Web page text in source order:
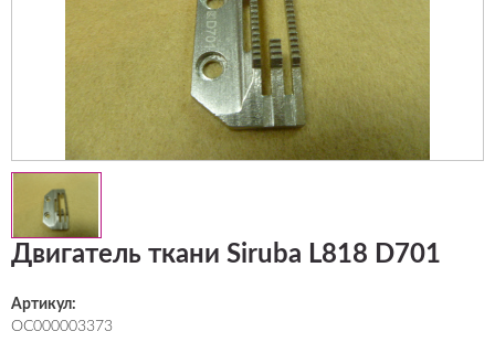
Двигатель ткани Siruba L818 D701
Артикул:
ОС000003373